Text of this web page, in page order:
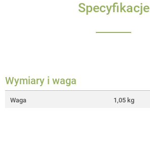
Specyfikacje
Wymiary i waga
Waga 1,05 kg